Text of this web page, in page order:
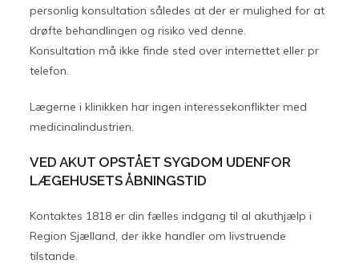
personlig konsultation således at der er mulighed for at
drøfte behandlingen og risiko ved denne.
Konsultation må ikke finde sted over internettet eller pr
telefon.
Lægerne i klinikken har ingen interessekonflikter med
medicinalindustrien.
VED AKUT OPSTÅET SYGDOM UDENFOR
LÆGEHUSETS ÅBNINGSTID
Kontaktes 1818 er din fælles indgang til al akuthjælp i
Region Sjælland, der ikke handler om livstruende
tilstande.